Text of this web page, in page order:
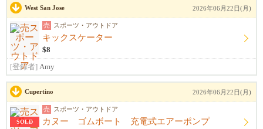
West San Jose 2026年06月22日(月)
売 スポーツ・アウトドア
キックスケーター
$8
[登録者] Amy
Cupertino 2026年06月22日(月)
SOLD
売 スポーツ・アウトドア
カヌー ゴムボート 充電式エアーポンプ